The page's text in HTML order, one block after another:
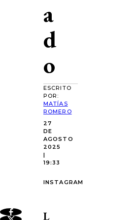
a
d
o
ESCRITO
POR:
MATÍAS
ROMERO
27
DE
AGOSTO
2025
|
19:33
INSTAGRAM
L